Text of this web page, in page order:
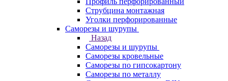
Струбцина монтажная
Уголки перфорированные
Саморезы и шурупы
Назад
Саморезы и шурупы
Саморезы кровельные
Саморезы по гипсокартону
Саморезы по металлу